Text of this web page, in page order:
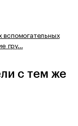
вспомогательных
гру…
с тем же